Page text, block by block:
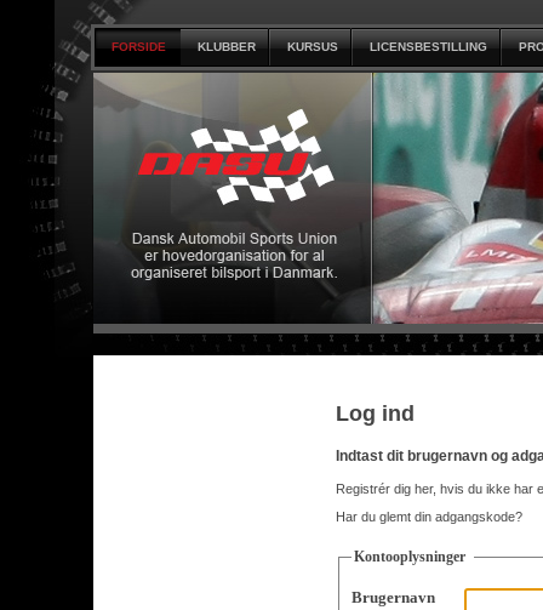
FORSIDE KLUBBER KURSUS LICENSBESTILLING
Log ind
Indtast dit brugernavn og
Registrér dig her, hvis du ikke har
Har du glemt din adgangskode?
Kontooplysninger
Brugernavn